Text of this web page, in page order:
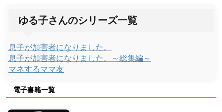
ゆる子さんのシリーズ一覧
息子が加害者になりました。
息子が加害者になりました。～総集編～
マネするママ友
電子書籍一覧